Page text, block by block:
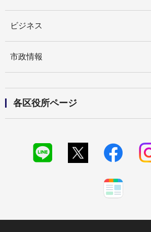
ビジネス
市政情報
各区役所ページ